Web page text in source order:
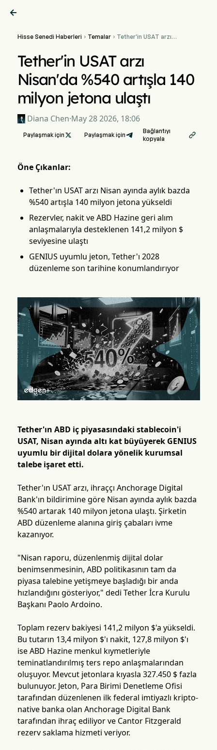

Hisse Senedi Haberleri  Temalar Tether'in USAT arzı
Tether'in USAT arzı
Nisan'da %540 artışla 140
milyon jetona ulaştı
Diana Chen·May 28 2026, 18:06
Paylaşmak için  Paylaşmak için
Bağlantıyı
kopyala

Öne Çıkanlar:
Tether'ın USAT arzı Nisan ayında aylık bazda
%540 artışla 140 milyon jetona yükseldi
Rezervler, nakit ve ABD Hazine geri alım
anlaşmalarıyla desteklenen 141,2 milyon $
seviyesine ulaştı
GENIUS uyumlu jeton, Tether'ı 2028
düzenleme son tarihine konumlandırıyor
Tether'ın ABD iç piyasasındaki stablecoin'i
USAT, Nisan ayında altı kat büyüyerek GENIUS
uyumlu bir dijital dolara yönelik kurumsal
talebe işaret etti.
Tether'ın USAT arzı, ihraççı Anchorage Digital
Bank'ın bildirimine göre Nisan ayında aylık bazda
%540 artarak 140 milyon jetona ulaştı. Şirketin
ABD düzenleme alanına giriş çabaları ivme
kazanıyor.
"Nisan raporu, düzenlenmiş dijital dolar
benimsenmesinin, ABD politikasının tam da
piyasa talebine yetişmeye başladığı bir anda
hızlandığını gösteriyor," dedi Tether İcra Kurulu
Başkanı Paolo Ardoino.
Toplam rezerv bakiyesi 141,2 milyon $'a yükseldi.
Bu tutarın 13,4 milyon $'ı nakit, 127,8 milyon $'ı
ise ABD Hazine menkul kıymetleriyle
teminatlandırılmış ters repo anlaşmalarından
oluşuyor. Mevcut jetonlara kıyasla 327.450 $ fazla
bulunuyor. Jeton, Para Birimi Denetleme Ofisi
tarafından düzenlenen ilk federal imtiyazlı kripto-
native banka olan Anchorage Digital Bank
tarafından ihraç ediliyor ve Cantor Fitzgerald
rezerv saklama hizmeti veriyor.